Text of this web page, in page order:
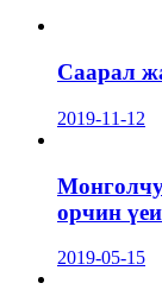
Саарал
2019-11-12
орчин
2019-05-15